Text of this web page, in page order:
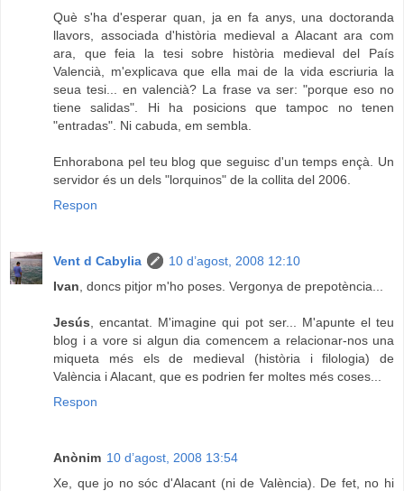
Què s'ha d'esperar quan, ja en fa anys, una doctoranda
llavors, associada d'història medieval a Alacant ara com
ara, que feia la tesi sobre història medieval del País
Valencià, m'explicava que ella mai de la vida escriuria la
seua tesi... en valencià? La frase va ser: "porque eso no
tiene salidas". Hi ha posicions que tampoc no tenen
"entradas". Ni cabuda, em sembla.
Enhorabona pel teu blog que seguisc d'un temps ençà. Un
servidor és un dels "lorquinos" de la collita del 2006.
Respon
Vent d Cabylia
10 d’agost, 2008 12:10
Ivan , doncs pitjor m'ho poses. Vergonya de prepotència...
Jesús , encantat. M'imagine qui pot ser... M'apunte el teu
blog i a vore si algun dia comencem a relacionar-nos una
miqueta més els de medieval (història i filologia) de
València i Alacant, que es podrien fer moltes més coses...
Respon
Anònim 10 d’agost, 2008 13:54
Xe, que jo no sóc d'Alacant (ni de València). De fet, no hi